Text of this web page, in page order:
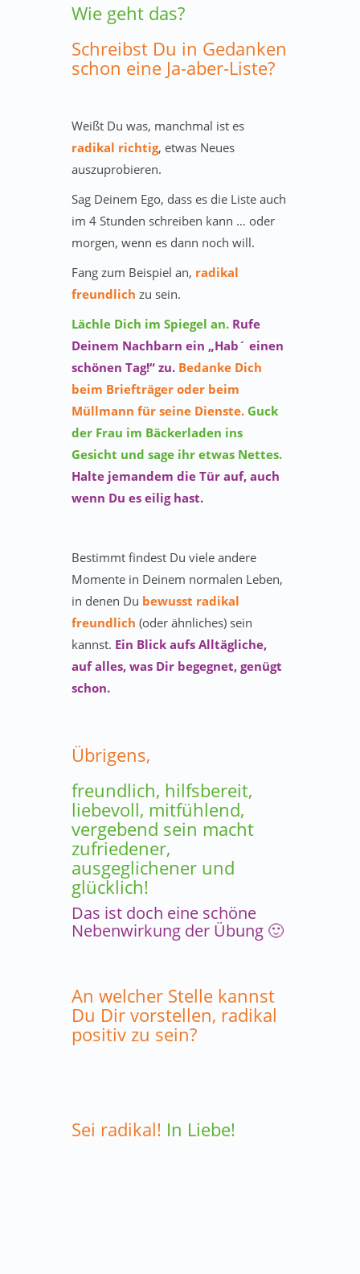
Wie geht das?
Schreibst Du in Gedanken
schon eine Ja-aber-Liste?
Weißt Du was, manchmal ist es
radikal richtig, etwas Neues
auszuprobieren.
Sag Deinem Ego, dass es die Liste auch
im 4 Stunden schreiben kann … oder
morgen, wenn es dann noch will.
Fang zum Beispiel an, radikal
freundlich zu sein.
Lächle Dich im Spiegel an. Rufe
Deinem Nachbarn ein „Hab´ einen
schönen Tag!“ zu. Bedanke Dich
beim Briefträger oder beim
Müllmann für seine Dienste. Guck
der Frau im Bäckerladen ins
Gesicht und sage ihr etwas Nettes.
Halte jemandem die Tür auf, auch
wenn Du es eilig hast.
Bestimmt findest Du viele andere
Momente in Deinem normalen Leben,
in denen Du bewusst radikal
freundlich (oder ähnliches) sein
kannst. Ein Blick aufs Alltägliche,
auf alles, was Dir begegnet, genügt
schon.
Übrigens,
freundlich, hilfsbereit,
liebevoll, mitfühlend,
vergebend sein macht
zufriedener,
ausgeglichener und
glücklich!
Das ist doch eine schöne
Nebenwirkung der Übung 🙂
An welcher Stelle kannst
Du Dir vorstellen, radikal
positiv zu sein?
Sei radikal! In Liebe!